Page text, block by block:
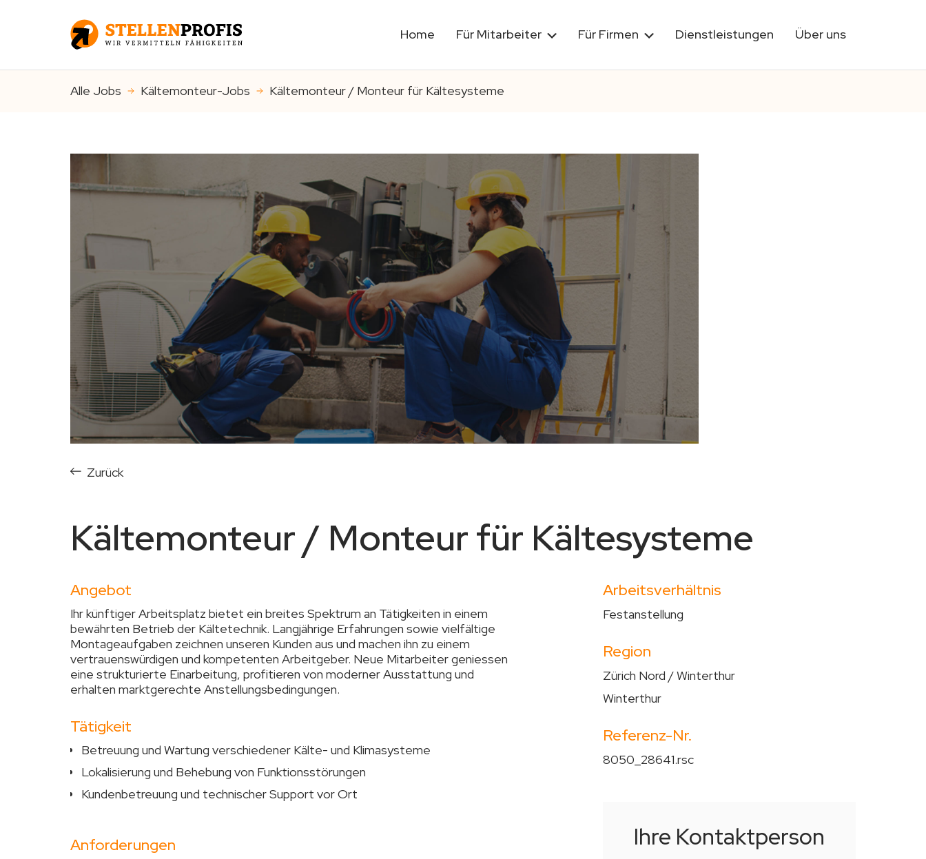
Home Für Mitarbeiter Für Firmen Dienstleistungen Über uns
Alle Jobs Kältemonteur-Jobs Kältemonteur / Monteur für Kältesysteme
Zurück
Kältemonteur / Monteur für Kältesysteme
Angebot
Ihr künftiger Arbeitsplatz bietet ein breites Spektrum an Tätigkeiten in einem
bewährten Betrieb der Kältetechnik. Langjährige Erfahrungen sowie vielfältige
Montageaufgaben zeichnen unseren Kunden aus und machen ihn zu einem
vertrauenswürdigen und kompetenten Arbeitgeber. Neue Mitarbeiter geniessen
eine strukturierte Einarbeitung, profitieren von moderner Ausstattung und
erhalten marktgerechte Anstellungsbedingungen.
Tätigkeit
Betreuung und Wartung verschiedener Kälte- und Klimasysteme
Lokalisierung und Behebung von Funktionsstörungen
Kundenbetreuung und technischer Support vor Ort
Anforderungen
Arbeitsverhältnis
Festanstellung
Region
Zürich Nord / Winterthur
Winterthur
Referenz-Nr.
8050_28641.rsc
Ihre Kontaktperson